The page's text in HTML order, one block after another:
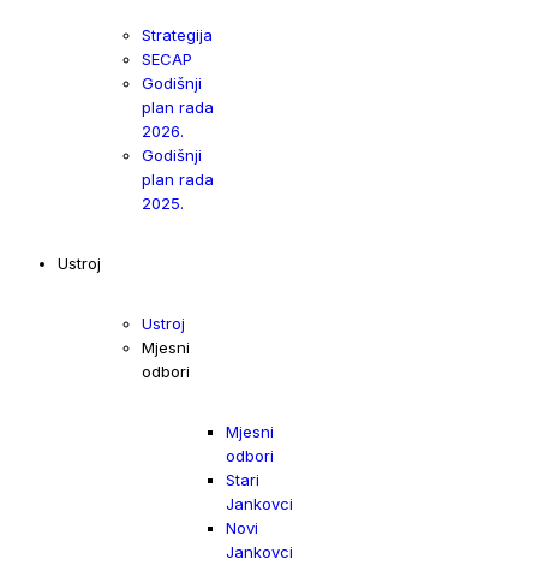
Strategija
SECAP
Godišnji
plan rada
2026.
Godišnji
plan rada
2025.
Ustroj
Ustroj
Mjesni
odbori
Mjesni
odbori
Stari
Jankovci
Novi
Jankovci